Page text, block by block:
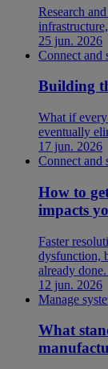
Research
25 jun. 2026
Connect and
Building
What if
eventually
17 jun. 2026
Connect and
How to
impacts
Faster
dysfunction,
already
12 jun. 2026
Manage
What